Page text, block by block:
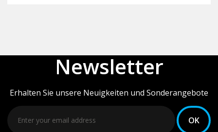
Newsletter
Erhalten Sie unsere Neuigkeiten und Sonderangebote